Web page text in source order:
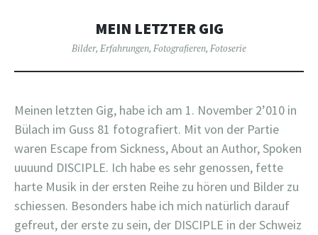
MEIN LETZTER GIG
Bilder, Erfahrungen, Fotografieren, Fotoserie
Meinen letzten Gig, habe ich am 1. November 2’010 in
Bülach im Guss 81 fotografiert. Mit von der Partie
waren Escape from Sickness, About an Author, Spoken
uuuund DISCIPLE. Ich habe es sehr genossen, fette
harte Musik in der ersten Reihe zu hören und Bilder zu
schiessen. Besonders habe ich mich natürlich darauf
gefreut, der erste zu sein, der DISCIPLE in der Schweiz